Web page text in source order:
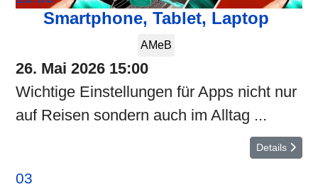
Smartphone, Tablet, Laptop
AMeB
26. Mai 2026 15:00
Wichtige Einstellungen für Apps nicht nur
auf Reisen sondern auch im Alltag ...
Details
03